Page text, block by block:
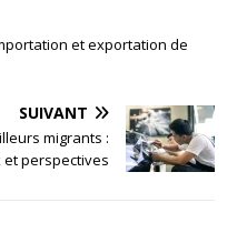
et exportation de
SUIVANT
migrants :
et perspectives